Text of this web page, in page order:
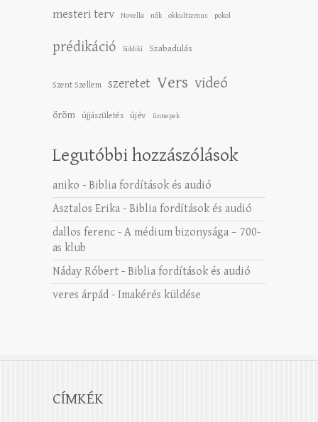
mesteri terv Novella nők okkultizmus pokol
prédikáció Siddiki Szabadulás
Szent Szellem szeretet Vers videó
öröm újjászületés újév ünnepek
Legutóbbi hozzászólások
aniko - Biblia fordítások és audió
Asztalos Erika - Biblia fordítások és audió
dallos ferenc - A médium bizonysága – 700-
as klub
Náday Róbert - Biblia fordítások és audió
veres árpád - Imakérés küldése
CÍMKÉK